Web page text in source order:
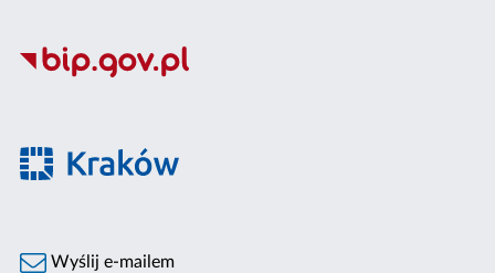
Wyślij e-mailem